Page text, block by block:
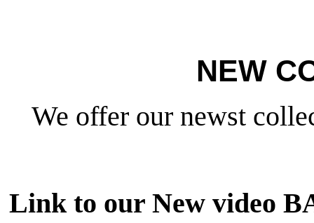
NEW
We offer our newst
Link to our New video